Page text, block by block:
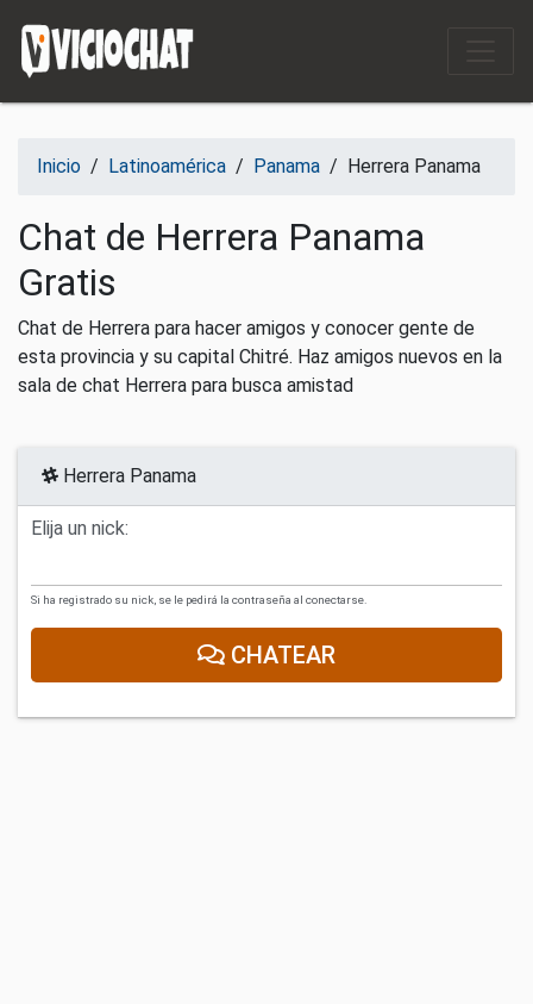
Inicio / Latinoamérica / Panama / Herrera Panama
Chat de Herrera Panama
Gratis
Chat de Herrera para hacer amigos y conocer gente de
esta provincia y su capital Chitré. Haz amigos nuevos en la
sala de chat Herrera para busca amistad
Herrera Panama
Elija un nick:
Si ha registrado su nick, se le pedirá la contraseña al conectarse.
CHATEAR